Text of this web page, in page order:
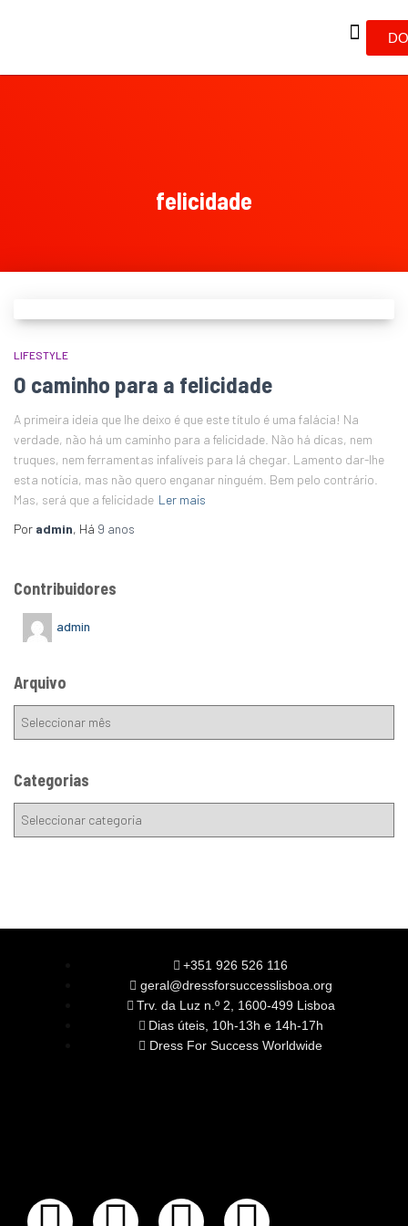
felicidade
LIFESTYLE
O caminho para a felicidade
A primeira ideia que lhe deixo é que este título é uma falácia! Na
verdade, não há um caminho para a felicidade. Não há dicas, nem
truques, nem ferramentas infalíveis para lá chegar. Lamento dar-lhe
esta notícia, mas não quero enganar ninguém. Bem pelo contrário.
Mas, será que a felicidade Ler mais
Por admin, Há 9 anos
Contribuidores
admin
Arquivo
Categorias
+351 926 526 116
geral@dressforsuccesslisboa.org
Trv. da Luz n.º 2, 1600-499 Lisboa
Dias úteis, 10h-13h e 14h-17h
Dress For Success Worldwide